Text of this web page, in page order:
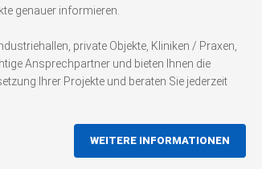
genauer informieren.
private Objekte, Kliniken / Praxen,
Ansprechpartner und bieten Ihnen die
Ihrer Projekte und beraten Sie jederzeit
WEITERE INFORMATIONEN